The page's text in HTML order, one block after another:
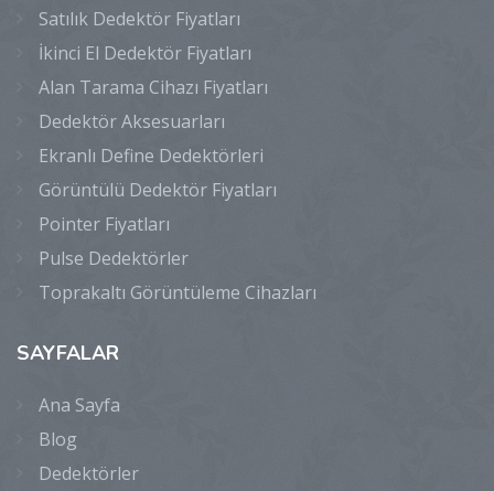
Satılık Dedektör Fiyatları
İkinci El Dedektör Fiyatları
Alan Tarama Cihazı Fiyatları
Dedektör Aksesuarları
Ekranlı Define Dedektörleri
Görüntülü Dedektör Fiyatları
Pointer Fiyatları
Pulse Dedektörler
Toprakaltı Görüntüleme Cihazları
SAYFALAR
Ana Sayfa
Blog
Dedektörler